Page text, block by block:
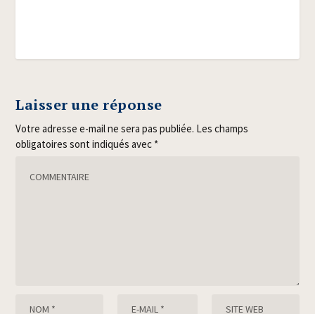
Laisser une réponse
Votre adresse e-mail ne sera pas publiée. Les champs
obligatoires sont indiqués avec *